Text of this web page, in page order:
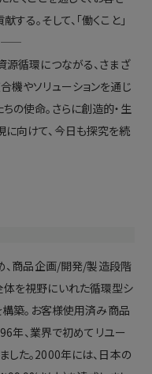
る。そして、「働くこと」
循環につながる、さまざ
機やソリューションを通じ
の使命。さらに創造的・生
向けて、今日も探究を続
、商品企画/開発/製造段階
体を視野にいれた循環型シ
構築。お客様使用済み商品
年、業界で初めてリユー
た。2000年には、日本の